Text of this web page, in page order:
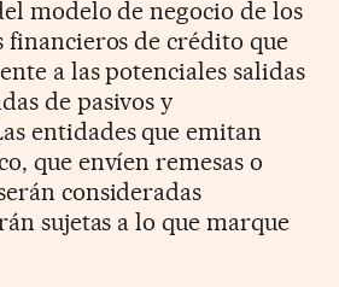
modelo de negocio de los
financieros de crédito que
a las potenciales salidas
de pasivos y
entidades que emitan
que envíen remesas o
consideradas
sujetas a lo que marque